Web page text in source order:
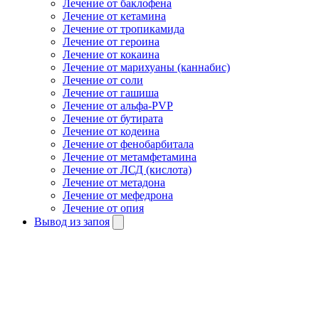
Лечение от баклофена
Лечение от кетамина
Лечение от тропикамида
Лечение от героина
Лечение от кокаина
Лечение от марихуаны (каннабис)
Лечение от соли
Лечение от гашиша
Лечение от альфа-PVP
Лечение от бутирата
Лечение от кодеина
Лечение от фенобарбитала
Лечение от метамфетамина
Лечение от ЛСД (кислота)
Лечение от метадона
Лечение от мефедрона
Лечение от опия
Вывод из запоя